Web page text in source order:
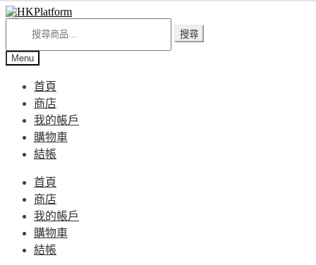
Skip
navigation
Skip
content
關
鍵
搜尋
Menu
首頁
商店
我的帳戶
購物車
結帳
首頁
商店
我的帳戶
購物車
結帳